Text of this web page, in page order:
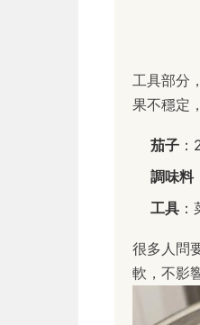
工具部分
果不穩定
茄子
調味料
工具
很多人問
軟，不影